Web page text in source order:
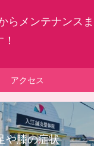
らメンテナンスま
アクセス
や膝の症状